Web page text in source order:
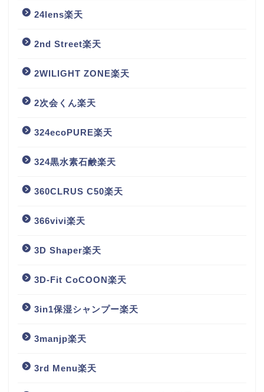
24lens楽天
2nd Street楽天
2WILIGHT ZONE楽天
2次会くん楽天
324ecoPURE楽天
324黒水素石鹸楽天
360CLRUS C50楽天
366vivi楽天
3D Shaper楽天
3D-Fit CoCOON楽天
3in1保湿シャンプー楽天
3manjp楽天
3rd Menu楽天